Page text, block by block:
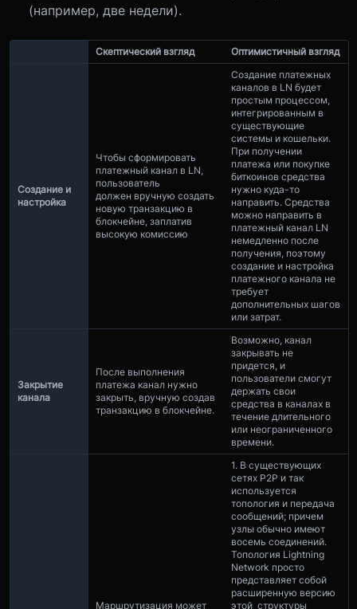
(например, две недели).
Скептический взгляд Оптимистичный взгляд
Создание и
настройка
Чтобы сформировать
платежный канал в LN,
пользователь
должен вручную создать
новую транзакцию в
блокчейне, заплатив
высокую комиссию
Создание платежных
каналов в LN будет
простым процессом,
интегрированным в
существующие
системы и кошельки.
При получении
платежа или покупке
биткоинов средства
нужно куда-то
направить. Средства
можно направить в
платежный канал LN
немедленно после
получения, поэтому
создание и настройка
платежного канала не
требует
дополнительных шагов
или затрат.
Закрытие
канала
После выполнения
платежа канал нужно
закрыть, вручную создав
транзакцию в блокчейне.
Возможно, канал
закрывать не
придется, и
пользователи смогут
держать свои
средства в каналах в
течение длительного
или неограниченного
времени.
Маршрутизация может
1. В существующих
сетях P2P и так
используется
топология и передача
сообщений; причем
узлы обычно имеют
восемь соединений.
Топология Lightning
Network просто
представляет собой
расширенную версию
этой структуры